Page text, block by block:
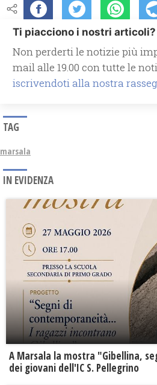
Ti piacciono i nostri articoli?
Non perderti le notizie più
mail alle 19.00 con tutte le
iscrivendoti alla nostra
TAG
marsala
IN EVIDENZA
A Marsala la mostra "Gibellina,
dei giovani dell'IC S. Pellegrino